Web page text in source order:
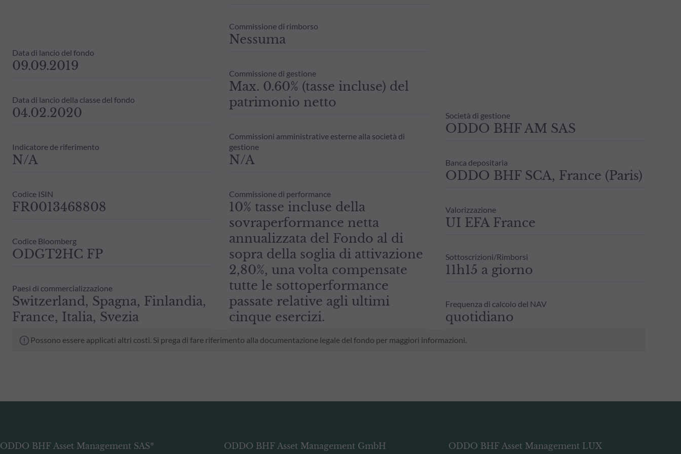
Data di lancio del fondo
09.09.2019
Data di lancio della classe del fondo
04.02.2020
Indicatore de riferimento
N/A
Codice ISIN
FR0013468808
Codice Bloomberg
ODGT2HC FP
Paesi di commercializzazione
Switzerland, Spagna, Finlandia,
France, Italia, Svezia
Commissione di rimborso
Nessuma
Commissione di gestione
Max. 0.60% (tasse incluse) del
patrimonio netto
Commissioni amministrative esterne alla società di
gestione
N/A
Commissione di performance
10% tasse incluse della
sovraperformance netta
annualizzata del Fondo al di
sopra della soglia di attivazione
2,80%, una volta compensate
tutte le sottoperformance
passate relative agli ultimi
cinque esercizi.
Società di gestione
ODDO BHF AM SAS
Banca depositaria
ODDO BHF SCA, France (Paris)
Valorizzazione
UI EFA France
Sottoscrizioni/Rimborsi
11h15 a giorno
Frequenza di calcolo del NAV
quotidiano
Possono essere applicati altri costi. Si prega di fare riferimento alla documentazione legale del fondo per maggiori informazioni.
ODDO BHF Asset Management SAS* ODDO BHF Asset Management GmbH ODDO BHF Asset Management LUX